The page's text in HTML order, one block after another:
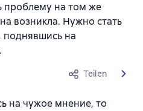
на том же
возникла. Нужно стать
на
Teilen
на чужое мнение, то